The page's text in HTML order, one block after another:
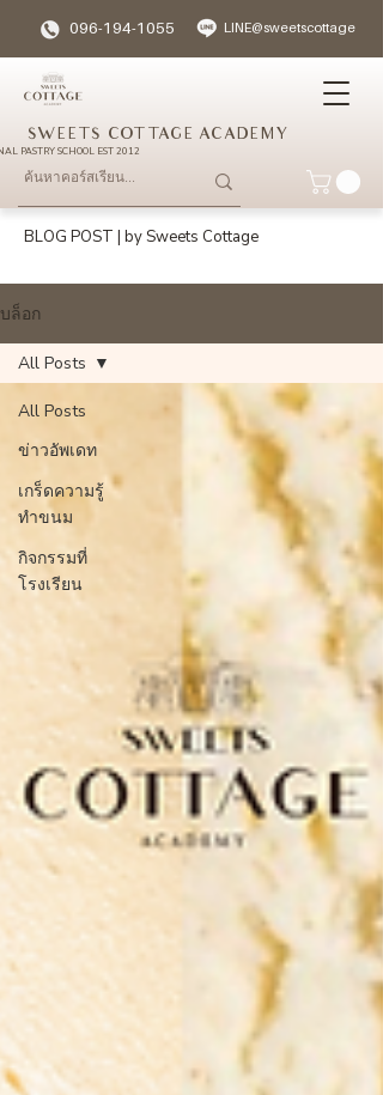
SWEETS COTTAGE ACADEMY
PASTRY SCHOOL EST 2012
096-194-1055 LINE@sweetscottage
BLOG POST | by Sweets Cottage
บล็อก
All Posts
ข่าวอัพเดท
เกร็ดความรู้
ทำขนม
กิจกรรมที่
โรงเรียน
All Posts